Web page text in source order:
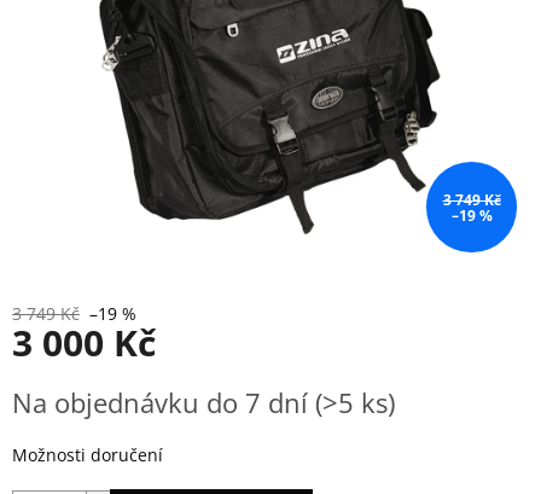
3 749 Kč
–19 %
3 749 Kč –19 %
3 000 Kč
cena:
Na objednávku do 7 dní (>5 ks)
Možnosti doručení